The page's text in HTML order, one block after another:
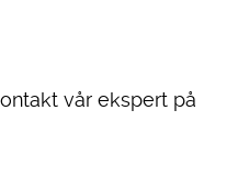
vår ekspert på